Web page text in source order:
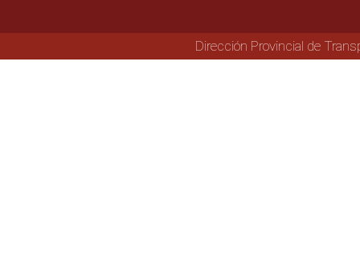
Dirección Provincial de